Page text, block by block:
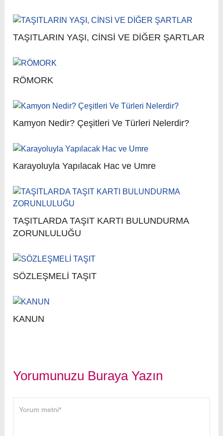
TAŞITLARIN YAŞI, CİNSİ VE DİĞER ŞARTLAR
RÖMORK
Kamyon Nedir? Çeşitleri Ve Türleri Nelerdir?
Karayoluyla Yapılacak Hac ve Umre
TAŞITLARDA TAŞIT KARTI BULUNDURMA
ZORUNLULUĞU
SÖZLEŞMELİ TAŞIT
KANUN
Yorumunuzu Buraya Yazın